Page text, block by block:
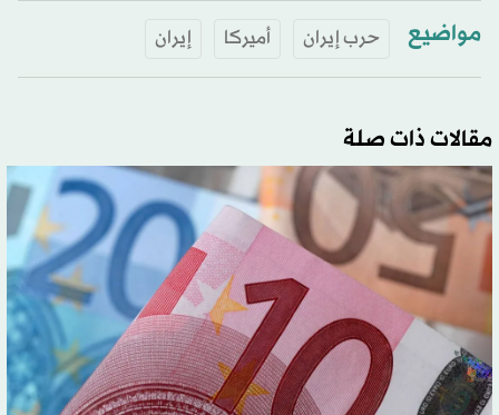
مواضيع حرب إيران أميركا إيران
مقالات ذات صلة